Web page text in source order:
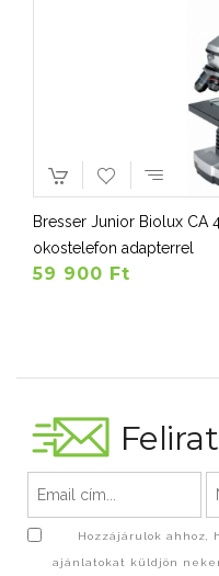
Bresser Junior Biolux CA
okostelefon adapterrel
59 900 Ft
Hozzájárulok ahhoz,
ajánlatokat küldjön